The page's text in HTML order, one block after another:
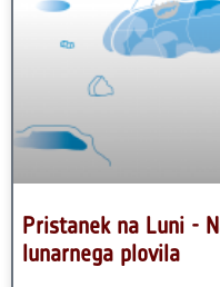
Pristanek na Luni -
lunarnega plovila